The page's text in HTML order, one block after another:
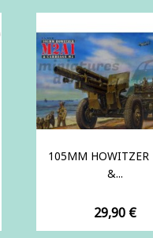
105MM HOWITZER
&...
Prix
29,90 €